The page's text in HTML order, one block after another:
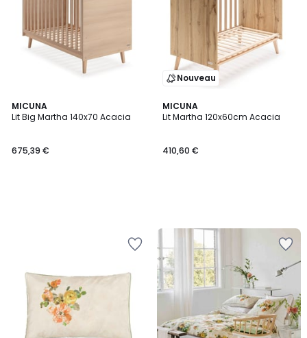
MICUNA
Lit Big Martha 140x70 Acacia
675,39 €
Nouveau
MICUNA
Lit Martha 120x60cm Acacia
410,60 €